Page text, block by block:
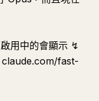
用中的會顯示 ↯
claude.com/fast-